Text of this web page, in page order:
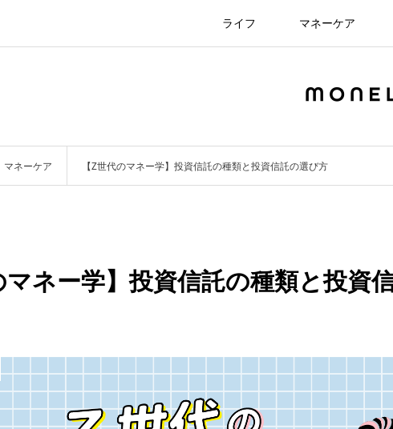
ライフ マネーケア
マネーケア 【Z世代のマネー学】投資信託の種類と投資信託の選び方
マネー学】投資信託の種類と投資